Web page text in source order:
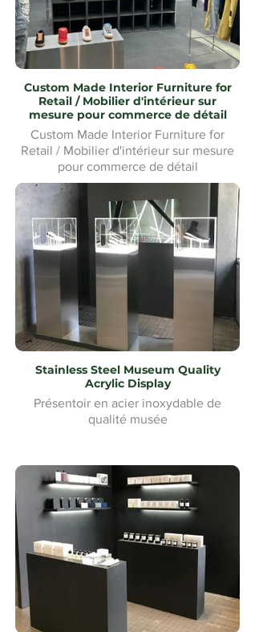
Custom Made Interior Furniture for
Retail / Mobilier d'intérieur sur
mesure pour commerce de détail
Custom Made Interior Furniture for
Retail / Mobilier d'intérieur sur mesure
pour commerce de détail
Stainless Steel Museum Quality
Acrylic Display
Présentoir en acier inoxydable de
qualité musée